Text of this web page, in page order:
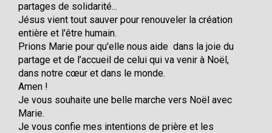
partages de solidarité...
Jésus vient tout sauver pour renouveler la création
entière et l'être humain.
Prions Marie pour qu'elle nous aide dans la joie du
partage et de l’accueil de celui qui va venir à Noël,
dans notre cœur et dans le monde.
Amen !
Je vous souhaite une belle marche vers Noël avec
Marie.
Je vous confie mes intentions de prière et les